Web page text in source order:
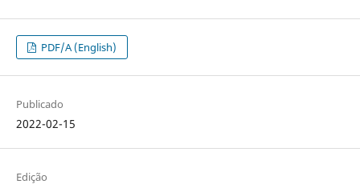
PDF/A (English)
Publicado
2022-02-15
Edição